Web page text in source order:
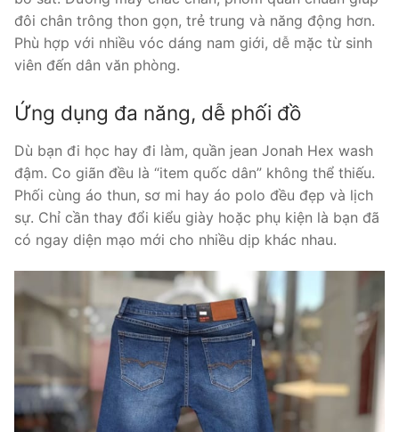
đôi chân trông thon gọn, trẻ trung và năng động hơn.
Phù hợp với nhiều vóc dáng nam giới, dễ mặc từ sinh
viên đến dân văn phòng.
Ứng dụng đa năng, dễ phối đồ
Dù bạn đi học hay đi làm, quần jean Jonah Hex wash
đậm. Co giãn đều là “item quốc dân” không thể thiếu.
Phối cùng áo thun, sơ mi hay áo polo đều đẹp và lịch
sự. Chỉ cần thay đổi kiểu giày hoặc phụ kiện là bạn đã
có ngay diện mạo mới cho nhiều dịp khác nhau.